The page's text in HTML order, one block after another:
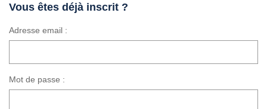
CONTACT
EN
Vous êtes déjà inscrit ?
Adresse email :
Mot de passe :